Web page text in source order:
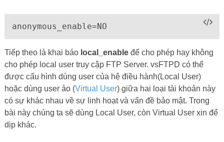
anonymous_enable=NO
Tiếp theo là khai báo local_enableđể cho phép hay không
cho phép local user truy cập FTP Server. vsFTPD có thể
được cấu hình dùng user của hệ điều hành(Local User)
hoặc dùng user ảo (Virtual User) giữa hai loại tài khoản này
có sự khác nhau về sự linh hoạt và vấn đề bảo mật. Trong
bài này chúng ta sẽ dùng Local User, còn Virtual User xin để
dịp khác.